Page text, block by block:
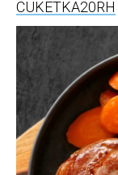
CUKETKA20RH